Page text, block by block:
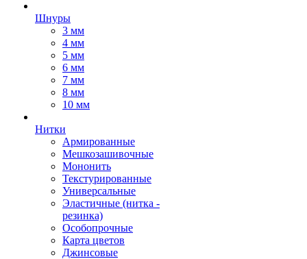
Шнуры
3 мм
4 мм
5 мм
6 мм
7 мм
8 мм
10 мм
Нитки
Армированные
Мешкозашивочные
Мононить
Текстурированные
Универсальные
Эластичные (нитка -
резинка)
Особопрочные
Карта цветов
Джинсовые